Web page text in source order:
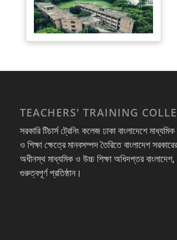
TEACHERS' TRAINING
সরকারি টিচার্স ট্রেনিং কলেজ ঢাকা বাংলাদেশে
ও শিক্ষা ক্ষেত্রে মানবসম্পদ তৈরিতে বাংলাদেশ সরকারের
অধীনস্থ মাধ্যমিক ও উচ্চ শিক্ষা অধিদপ্তর
গুরুত্বপূর্ণ প্রতিষ্ঠান।